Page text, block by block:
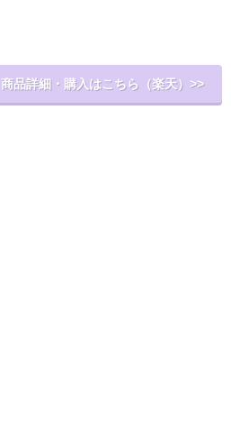
商品詳細・購入はこちら（楽天）>>